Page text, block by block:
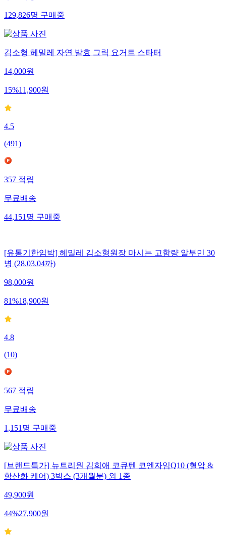
129,826명구매중
김소형 헤밀레 자연 발효 그릭 요거트 스타터
14,000원
15%11,900원
4.5
(491)
357적립
무료배송
44,151명구매중
[유통기한임박] 헤밀레 김소형원장 마시는 고함량 알부민 30
병 (28.03.04까)
98,000원
81%18,900원
4.8
(10)
567적립
무료배송
1,151명구매중
[브랜드특가] 뉴트리원 김희애 코큐텐 코엔자임Q10 (혈압 &
항산화 케어) 3박스 (3개월분) 외 1종
49,900원
44%27,900원